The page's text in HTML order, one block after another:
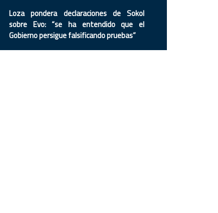
Loza pondera declaraciones de Sokol
sobre Evo: “se ha entendido que el
Gobierno persigue falsificando pruebas”